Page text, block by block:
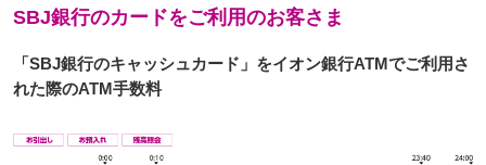
SBJ銀行のカードをご利用のお客さま
「SBJ銀行のキャッシュカード」をイオン銀行ATMでご利用さ
れた際のATM手数料